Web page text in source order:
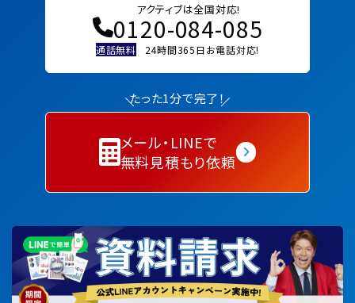
アクティブは全国対応!
0120-084-085
通話無料 24時間365日お電話対応!
たった1分で完了！
メール・LINEで
無料見積もり依頼